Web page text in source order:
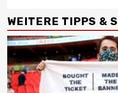
WEITERE TIPPS &